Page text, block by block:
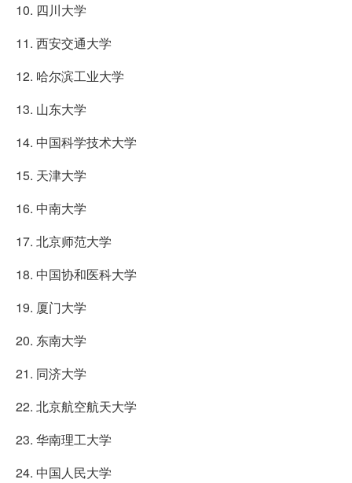
10. 四川大学
11. 西安交通大学
12. 哈尔滨工业大学
13. 山东大学
14. 中国科学技术大学
15. 天津大学
16. 中南大学
17. 北京师范大学
18. 中国协和医科大学
19. 厦门大学
20. 东南大学
21. 同济大学
22. 北京航空航天大学
23. 华南理工大学
24. 中国人民大学